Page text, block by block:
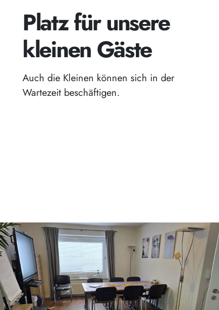
Platz für unsere
kleinen Gäste
Auch die Kleinen können sich in der
Wartezeit beschäftigen.